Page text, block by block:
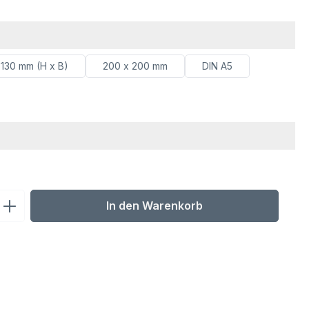
mm (H x B) 200 x 200 mm DIN A5
den gewünschten Wert ein oder
In den Warenkorb